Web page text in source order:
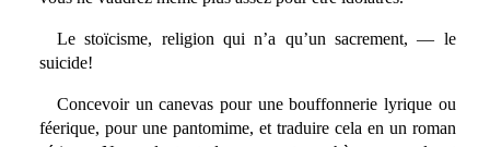
Le stoïcisme, religion qui n’a qu’un sacrement, — le
suicide!
Concevoir un canevas pour une bouffonnerie lyrique ou
féerique, pour une pantomime, et traduire cela en un roman